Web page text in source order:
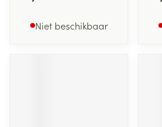
Niet beschikbaar